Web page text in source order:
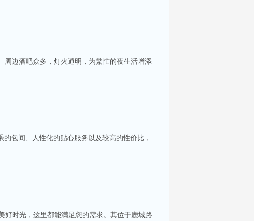
边酒吧众多，灯火通明，为繁忙的夜生活增添
包间、人性化的贴心服务以及较高的性价比，
好时光，这里都能满足您的需求。其位于鹿城路